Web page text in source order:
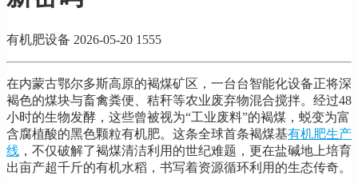
有机肥设备 2026-05-20 1555
在内蒙古鄂尔多斯高原的褐煤矿区，一台台智能化设备正将深
褐色的煤块与畜禽粪便、秸秆等农业废弃物混合搅拌。经过48
小时的生物发酵，这些曾被视为“工业废料”的褐煤，蜕变为富
含腐植酸的黑色颗粒有机肥。这条全球首条褐煤基有机肥生产
线 ，不仅破解了褐煤清洁利用的世纪难题，更在盐碱地上培育
出亩产超千斤的有机水稻，书写着资源循环利用的生态传奇。